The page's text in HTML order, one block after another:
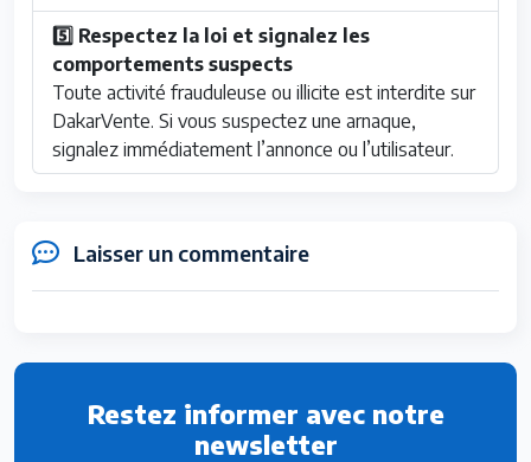
5️⃣ Respectez la loi et signalez les
comportements suspects
Toute activité frauduleuse ou illicite est interdite sur
DakarVente. Si vous suspectez une arnaque,
signalez immédiatement l’annonce ou l’utilisateur.
Laisser un commentaire
Restez informer avec notre
newsletter